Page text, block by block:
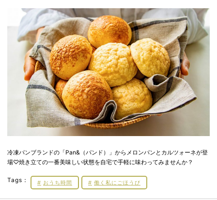
冷凍パンブランドの「Pan&（パンド）」からメロンパンとカルツォーネが登
場♡焼き立ての一番美味しい状態を自宅で手軽に味わってみませんか？
Tags： おうち時間 働く私にごほうび